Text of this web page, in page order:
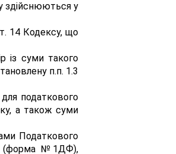
здійснюються у
14 Кодексу, що
із суми такого
п.п. 1.3
податкового
а також суми
Податкового
(форма №1ДФ),